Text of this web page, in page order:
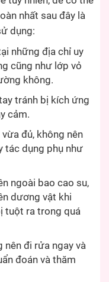
nhất sau đây là
dụng:
những địa chỉ uy
cũng như lớp vỏ
không.
tránh bị kích ứng
cảm.
đủ, không nên
tác dụng phụ như
ngoài bao cao su,
dương vật khi
tuột ra trong quá
nên đi rửa ngay và
đoán và thăm